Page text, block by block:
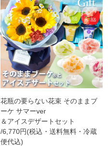
花瓶の要らない花束 そのままブ
ーケ サマーver
＆アイスデザートセット
/6,770円(税込・送料無料・冷蔵
便代込)